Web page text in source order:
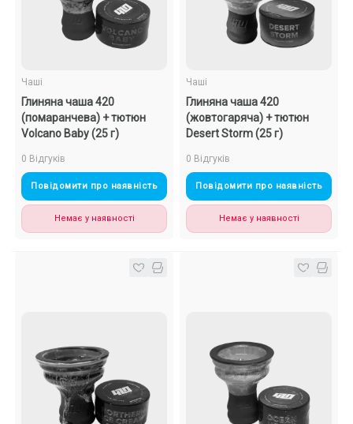
Подарункові набори
Знижки та опт
Чаші
Глиняна чаша 420
(помаранчева) + тютюн
Volcano Baby (25 г)
0 Відгуків
Повідомити про наявність
Немає у наявності
Чаші
Глиняна чаша 420
(жовтогаряча) + тютюн
Desert Storm (25 г)
0 Відгуків
Повідомити про наявність
Немає у наявності